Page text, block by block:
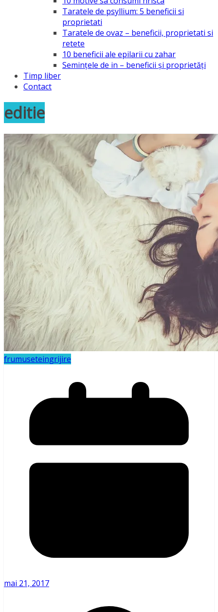
Taratele de psyllium: 5 beneficii si
proprietati
Taratele de ovaz – beneficii, proprietati si
retete
10 beneficii ale epilarii cu zahar
Semințele de in – beneficii și proprietăți
Timp liber
Contact
editie
frumuseteingrijire
mai 21, 2017